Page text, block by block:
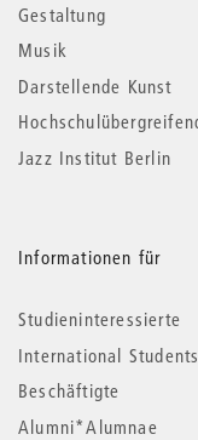
Gestaltung
Musik
Darstellende Kunst
Jazz Institut Berlin
Informationen für
Studieninteressierte
International Students
Beschäftigte
Alumni*Alumnae